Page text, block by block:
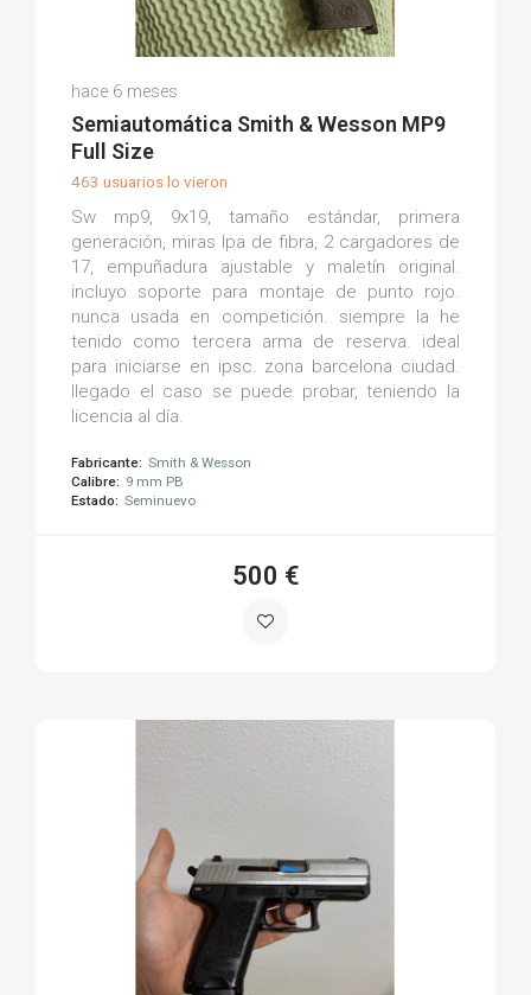
hace 6 meses
Semiautomática Smith & Wesson MP9
Full Size
463 usuarios lo vieron
Sw mp9, 9x19, tamaño estándar, primera
generación, miras lpa de fibra, 2 cargadores de
17, empuñadura ajustable y maletín original.
incluyo soporte para montaje de punto rojo.
nunca usada en competición. siempre la he
tenido como tercera arma de reserva. ideal
para iniciarse en ipsc. zona barcelona ciudad.
llegado el caso se puede probar, teniendo la
licencia al día.
Fabricante: Smith & Wesson
Calibre: 9 mm PB
Estado: Seminuevo
500 €